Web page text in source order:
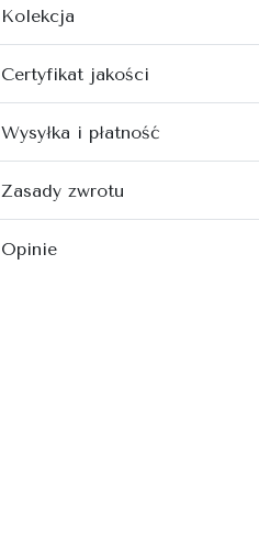
Kolekcja
Certyfikat jakości
Wysyłka i płatność
Zasady zwrotu
Opinie